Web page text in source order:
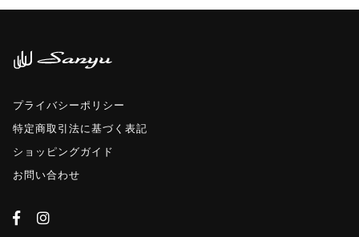
プライバシーポリシー
特定商取引法に基づく表記
ショッピングガイド
お問い合わせ